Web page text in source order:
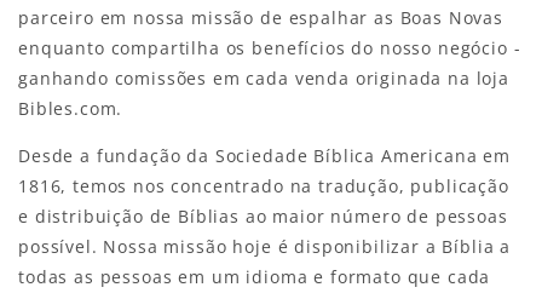
parceiro em nossa missão de espalhar as Boas Novas
enquanto compartilha os benefícios do nosso negócio -
ganhando comissões em cada venda originada na loja
Bibles.com.
Desde a fundação da Sociedade Bíblica Americana em
1816, temos nos concentrado na tradução, publicação
e distribuição de Bíblias ao maior número de pessoas
possível. Nossa missão hoje é disponibilizar a Bíblia a
todas as pessoas em um idioma e formato que cada